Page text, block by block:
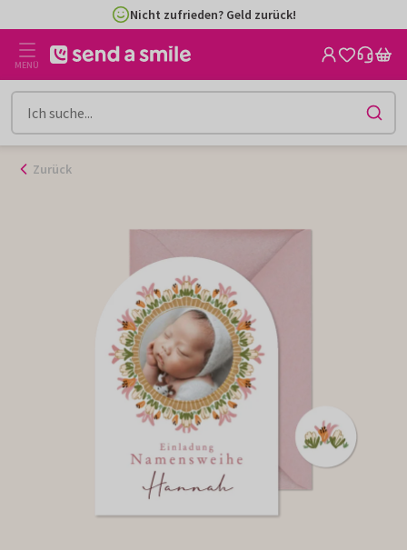
Inhalt
gehen
Nicht zufrieden? Geld zurück!
MENÜ
Zurück